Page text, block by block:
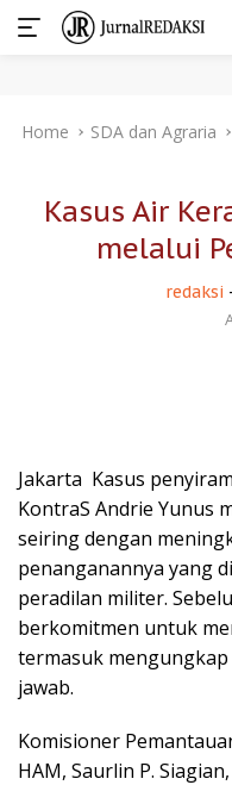
Home SDA dan Agraria
Kasus Air
melalui
redaksi
Jakarta  Kasus
KontraS Andrie Yunus
seiring dengan
penanganannya yang
peradilan militer.
berkomitmen untuk
termasuk
jawab.
Komisioner
HAM, Saurlin P.